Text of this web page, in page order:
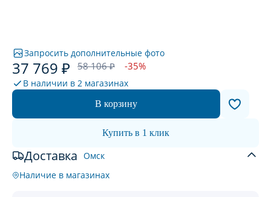
Запросить дополнительные фото
37 769 ₽ 58 106 ₽ -35%
В наличии в 2 магазинах
В корзину
Купить в 1 клик
Доставка Омск
Наличие в магазинах